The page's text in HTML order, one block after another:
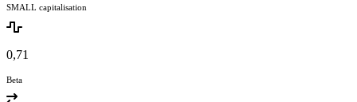
SMALL capitalisation
0,71
Beta